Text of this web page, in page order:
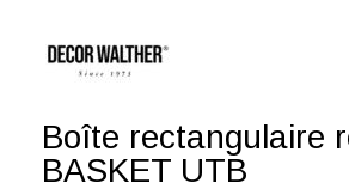
Boîte rectangulaire
BASKET UTB